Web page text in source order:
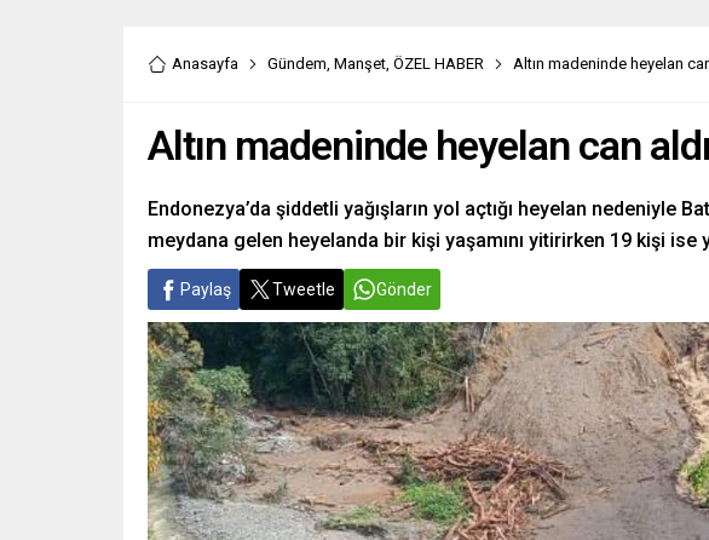
Anasayfa Gündem, Manşet, ÖZEL HABER Altın madeninde heyelan
Altın madeninde heyelan can
Endonezya’da şiddetli yağışların yol açtığı heyelan nedeniyle
meydana gelen heyelanda bir kişi yaşamını yitirirken 19 kişi ise
Paylaş Tweetle Gönder